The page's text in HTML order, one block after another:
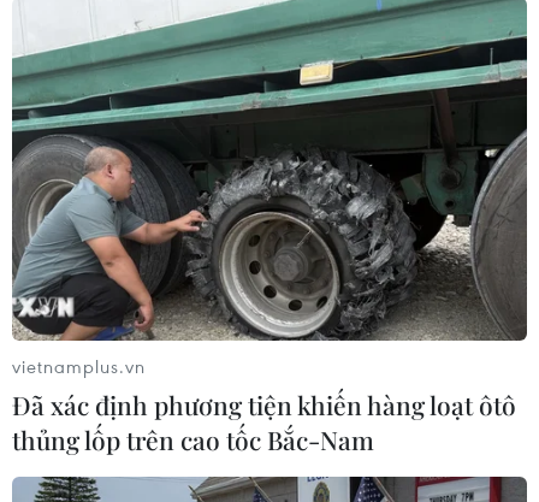
mặt với 42 cáo buộc rửa tiền và hối lộ. Tuy
nhiên, Ông Najib Razk khẳng định ông vô tội,
đồng thời cho rằng các cáo buộc chống lại ông
là nhằm mục đích chính trị. Tới nay, phía Mỹ đã
trả lại hoặc hỗ trợ Malaysia thu hồi khoảng 600
triệu USD từ việc bán những tài sản được cho là
mua bằng số tiền thất thoát từ quỹ 1MDB./.
(TTXVN/Vietnam+)
vietnamplus.vn
Đã xác định phương tiện khiến hàng loạt ôtô
thủng lốp trên cao tốc Bắc-Nam